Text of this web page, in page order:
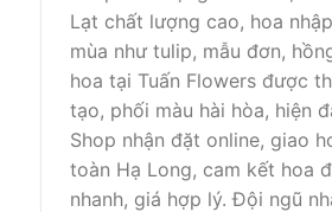
Lạt chất lượng cao, hoa
mùa như tulip, mẫu đơn,
hoa tại Tuấn Flowers được
tạo, phối màu hài hòa, hiện
Shop nhận đặt online, giao
toàn Hạ Long, cam kết hoa
nhanh, giá hợp lý. Đội ngũ